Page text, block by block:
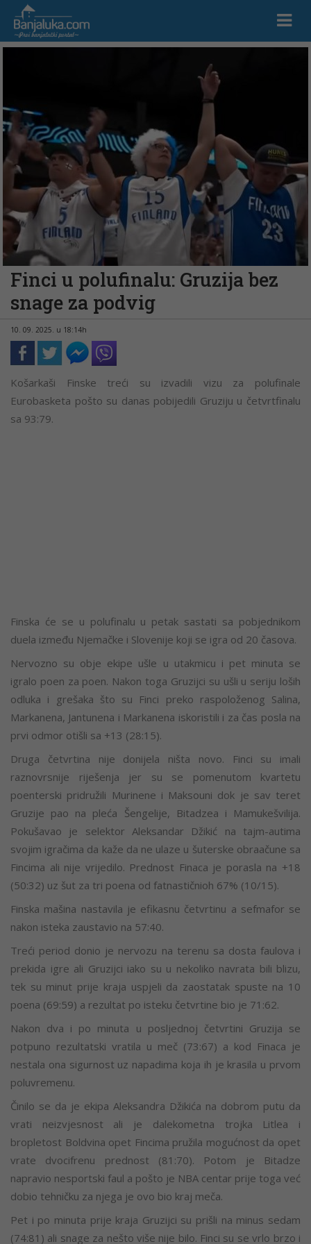
Finci u polufinalu: Gruzija bez
snage za podvig
10. 09. 2025. u 18:14h
Košarkaši Finske treći su izvadili vizu za polufinale
Eurobasketa pošto su danas pobijedili Gruziju u četvrtfinalu
sa 93:79.
Finska će se u polufinalu u petak sastati sa pobjednikom
duela između Njemačke i Slovenije koji se igra od 20 časova.
Nervozno su obje ekipe ušle u utakmicu i pet minuta se
igralo poen za poen. Nakon toga Gruzijci su ušli u seriju loših
odluka i grešaka što su Finci preko raspoloženog Salina,
Markanena, Jantunena i Markanena iskoristili i za čas posla na
prvi odmor otišli sa +13 (28:15).
Druga četvrtina nije donijela ništa novo. Finci su imali
raznovrsnije riješenja jer su se pomenutom kvartetu
poenterski pridružili Murinene i Maksouni dok je sav teret
Gruzije pao na pleća Šengelije, Bitadzea i Mamukešvilija.
Pokušavao je selektor Aleksandar Džikić na tajm-autima
svojim igračima da kaže da ne ulaze u šuterske obraačune sa
Fincima ali nije vrijedilo. Prednost Finaca je porasla na +18
(50:32) uz šut za tri poena od fatnastičnioh 67% (10/15).
Finska mašina nastavila je efikasnu četvrtinu a sefmafor se
nakon isteka zaustavio na 57:40.
Treći period donio je nervozu na terenu sa dosta faulova i
prekida igre ali Gruzijci iako su u nekoliko navrata bili blizu,
tek su minut prije kraja uspjeli da zaostatak spuste na 10
poena (69:59) a rezultat po isteku četvrtine bio je 71:62.
Nakon dva i po minuta u posljednoj četvrtini Gruzija se
potpuno rezultatski vratila u meč (73:67) a kod Finaca je
nestala ona sigurnost uz napadima koja ih je krasila u prvom
poluvremenu.
Činilo se da je ekipa Aleksandra Džikića na dobrom putu da
vrati neizvjesnost ali je dalekometna trojka Litlea i
bropletost Boldvina opet Fincima pružila mogućnost da opet
vrate dvocifrenu prednost (81:70). Potom je Bitadze
napravio nesportski faul a pošto je NBA centar prije toga već
dobio tehničku za njega je ovo bio kraj meča.
Pet i po minuta prije kraja Gruzijci su prišli na minus sedam
(74:81) ali snage za nešto više nije bilo. Finci su se vrlo brzo i